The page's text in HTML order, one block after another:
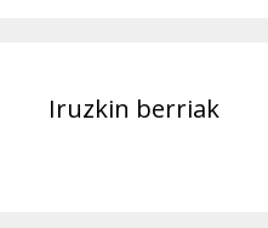
Iruzkin berriak